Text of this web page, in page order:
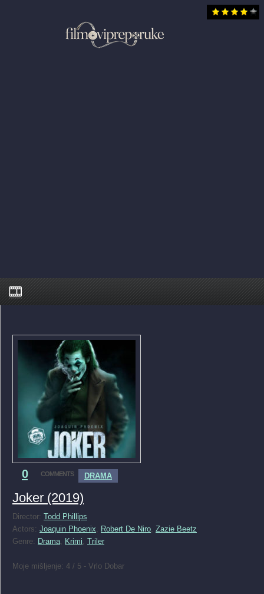
0 COMMENTS DRAMA
Joker (2019)
Director: Todd Phillips
Actors: Joaquin Phoenix, Robert De Niro, Zazie Beetz
Genre: Drama, Krimi, Triler
Moje mišljenje: 4 / 5 - Vrlo Dobar